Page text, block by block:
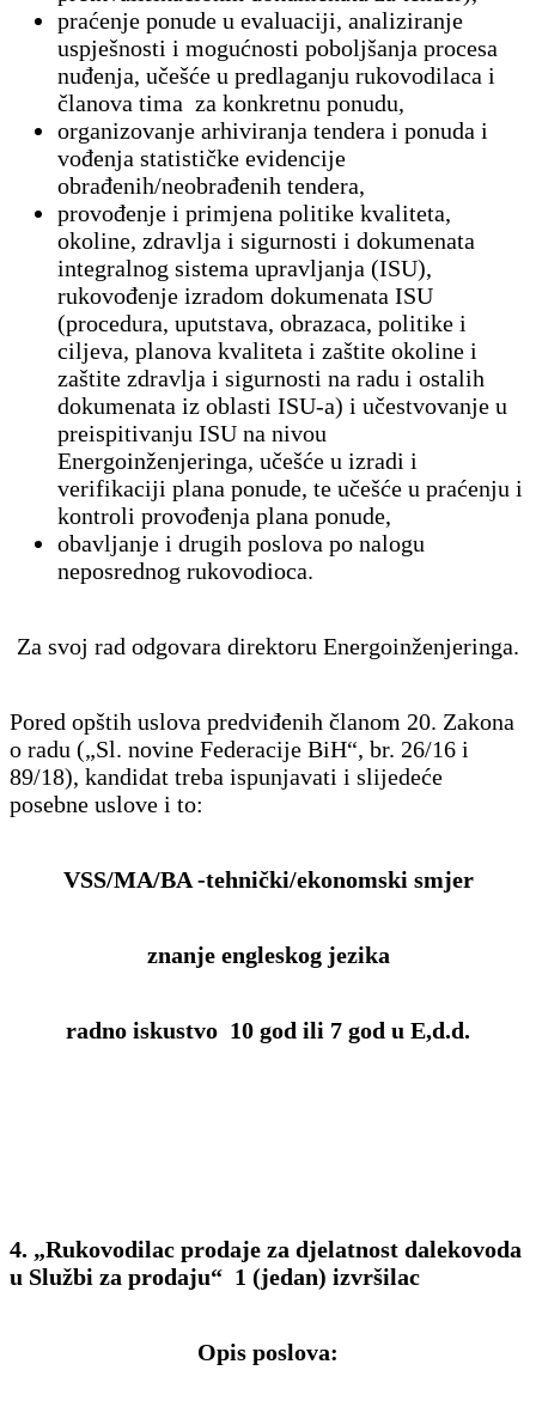
praćenje ponude u evaluaciji, analiziranje
uspješnosti i mogućnosti poboljšanja procesa
nuđenja, učešće u predlaganju rukovodilaca i
članova tima za konkretnu ponudu,
organizovanje arhiviranja tendera i ponuda i
vođenja statističke evidencije
obrađenih/neobrađenih tendera,
provođenje i primjena politike kvaliteta,
okoline, zdravlja i sigurnosti i dokumenata
integralnog sistema upravljanja (ISU),
rukovođenje izradom dokumenata ISU
(procedura, uputstava, obrazaca, politike i
ciljeva, planova kvaliteta i zaštite okoline i
zaštite zdravlja i sigurnosti na radu i ostalih
dokumenata iz oblasti ISU-a) i učestvovanje u
preispitivanju ISU na nivou
Energoinženjeringa, učešće u izradi i
verifikaciji plana ponude, te učešće u praćenju i
kontroli provođenja plana ponude,
obavljanje i drugih poslova po nalogu
neposrednog rukovodioca.
Za svoj rad odgovara direktoru Energoinženjeringa.
Pored opštih uslova predviđenih članom 20. Zakona
o radu („Sl. novine Federacije BiH“, br. 26/16 i
89/18), kandidat treba ispunjavati i slijedeće
posebne uslove i to:
VSS/MA/BA -tehnički/ekonomski smjer
znanje engleskog jezika
radno iskustvo 10 god ili 7 god u E,d.d.
4. „Rukovodilac prodaje za djelatnost dalekovoda
u Službi za prodaju“ 1 (jedan) izvršilac
Opis poslova: